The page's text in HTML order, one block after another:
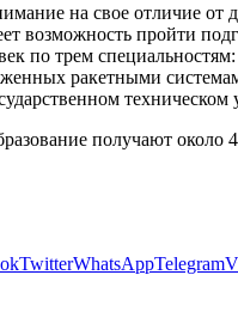
на свое отличие от
возможность пройти
по трем
ракетными
получают около
TwitterWhatsAppTelegram